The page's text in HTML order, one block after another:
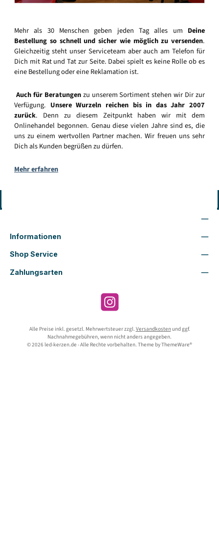
Mehr als 30 Menschen geben jeden Tag alles um Deine
Bestellung so schnell und sicher wie möglich zu versenden.
Gleichzeitig steht unser Serviceteam aber auch am Telefon für
Dich mit Rat und Tat zur Seite. Dabei spielt es keine Rolle ob es
eine Bestellung oder eine Reklamation ist.
Auch für Beratungenzu unserem Sortiment stehen wir Dir zur
Verfügung. Unsere Wurzeln reichen bis in das Jahr 2007
zurück. Denn zu diesem Zeitpunkt haben wir mit dem
Onlinehandel begonnen. Genau diese vielen Jahre sind es, die
uns zu einem wertvollen Partner machen. Wir freuen uns sehr
Dich als Kunden begrüßen zu dürfen.
Mehr erfahren
Informationen
Shop Service
Zahlungsarten
Instagram
Alle Preise inkl. gesetzl. Mehrwertsteuer zzgl. Versandkostenund ggf.
Nachnahmegebühren, wenn nicht anders angegeben.
© 2026 led-kerzen.de - Alle Rechte vorbehalten. Theme byThemeWare®